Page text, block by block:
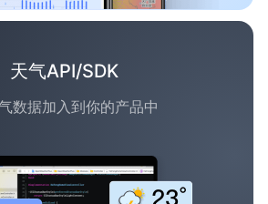
天气API/SDK
数据加入到你的产品中